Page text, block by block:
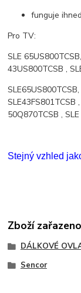
funguje
Pro TV:
SLE
43US800TCSB ,
SLE43FS801TCSB
50Q870TCSB ,
Stejný vzhled
Zboží
DÁLKOVÉ
Sencor